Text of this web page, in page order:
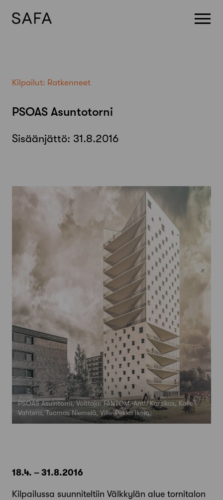
Kilpailut: Ratkenneet
PSOAS Asuntotorni
Sisäänjättö: 31.8.2016
PSOAS Asuintorni, Voittaja: FANTOM, Antti Karsikas, Kalle
Vahtera, Tuomas Niemelä, Ville-Pekka Ikola
18.4. – 31.8.2016
Kilpailussa suunniteltiin Välkkylän alue tornitalon